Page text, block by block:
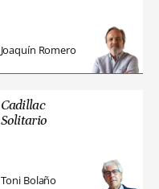
Joaquín Romero
Cadillac
Solitario
Toni Bolaño